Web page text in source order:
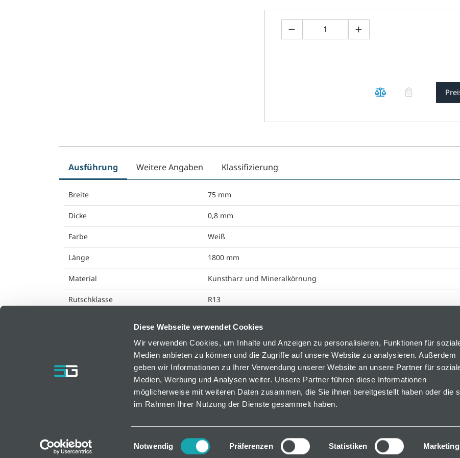
Diese Webseite verwendet Cookies
Wir verwenden Cookies, um Inhalte und Anzeigen zu personalisieren, Funktionen für
Medien anbieten zu können und die Zugriffe auf unsere Website zu analysieren. Außerdem
geben wir Informationen zu Ihrer Verwendung unserer Website an unsere Partner für
Medien, Werbung und Analysen weiter. Unsere Partner führen diese Informationen
möglicherweise mit weiteren Daten zusammen, die Sie ihnen bereitgestellt haben oder die
im Rahmen Ihrer Nutzung der Dienste gesammelt haben.
Einwilligungsauswahl
Notwendig Präferenzen Statistiken Marketing
Ausführung Weitere Angaben Klassifizierung
Breite 75 mm
Dicke 0,8 mm
Farbe Weiß
Länge 1800 mm
Material Kunstharz und Mineralkörnung
Rutschklasse R13
bfm GmbH
AT-2752 Wöllersdorf, Österreich